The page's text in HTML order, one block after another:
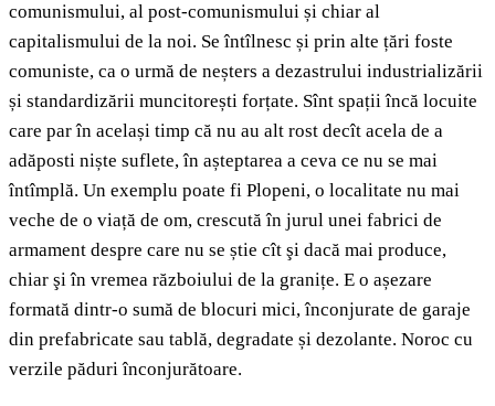
comunismului, al post-comunismului și chiar al
capitalismului de la noi. Se întîlnesc și prin alte țări foste
comuniste, ca o urmă de neșters a dezastrului industrializării
și standardizării muncitorești forțate. Sînt spații încă locuite
care par în același timp că nu au alt rost decît acela de a
adăposti niște suflete, în așteptarea a ceva ce nu se mai
întîmplă. Un exemplu poate fi Plopeni, o localitate nu mai
veche de o viață de om, crescută în jurul unei fabrici de
armament despre care nu se știe cît şi dacă mai produce,
chiar şi în vremea războiului de la granițe. E o așezare
formată dintr-o sumă de blocuri mici, înconjurate de garaje
din prefabricate sau tablă, degradate și dezolante. Noroc cu
verzile păduri înconjurătoare.